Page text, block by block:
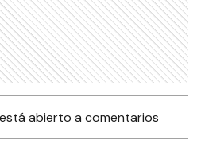
abierto a comentarios